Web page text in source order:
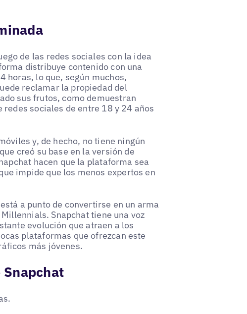
de las redes sociales con la idea
distribuye contenido con una
horas, lo que, según muchos,
reclamar la propiedad del
sus frutos, como demuestran
sociales de entre 18 y 24 años
y, de hecho, no tiene ningún
creó su base en la versión de
hacen que la plataforma sea
impide que los menos expertos en
a punto de convertirse en un arma
Snapchat tiene una voz
evolución que atraen a los
plataformas que ofrezcan este
más jóvenes.
Snapchat